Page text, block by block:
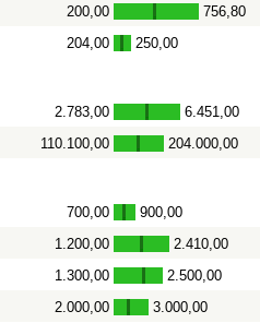
200,00 - 756,80
204,00 - 250,00
2.783,00 - 6.451,00
110.100,00 - 204.000,00
700,00 - 900,00
1.200,00 - 2.410,00
1.300,00 - 2.500,00
2.000,00 - 3.000,00